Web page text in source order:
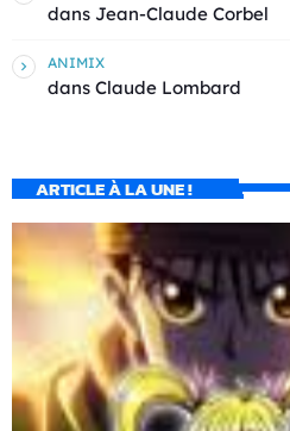
dans Jean-Claude Corbel
ANIMIX
dans Claude Lombard
ARTICLE À LA UNE !